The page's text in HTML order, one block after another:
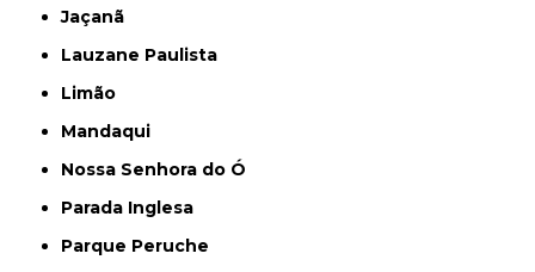
Jaçanã
Lauzane Paulista
Limão
Mandaqui
Nossa Senhora do Ó
Parada Inglesa
Parque Peruche